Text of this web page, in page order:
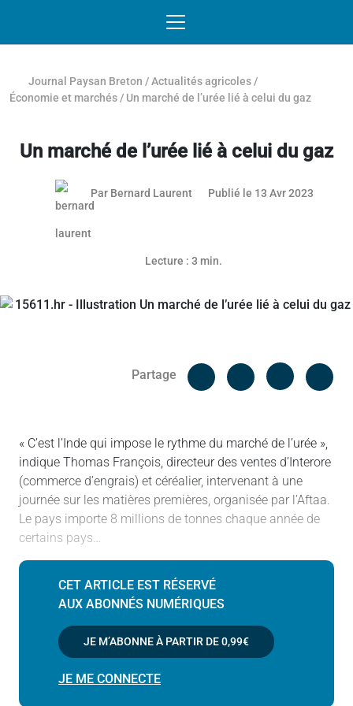
Journal Paysan Breton /Actualités agricoles /
Économie et marchés / Un marché de l’urée lié à celui du gaz
Un marché de l’urée lié à celui du gaz
Article réservé aux abonnés
Par Bernard Laurent Publié le 13 Avr 2023
Lecture : 3 min.
Partage
Facebook
« C’est l’Inde qui impose le rythme du marché de l’urée »,
indique Thomas François, directeur des ventes d’Interore
(commerce d’engrais) et céréalier, intervenant à une
journée sur les matières premières, organisée par l’Aftaa.
Le pays importe 8 millions de tonnes chaque année de
certains pays…
CET ARTICLE EST RÉSERVÉ
AUX ABONNÉS NUMÉRIQUES
JE M’ABONNE À PARTIR DE0,99€
JE ME CONNECTE